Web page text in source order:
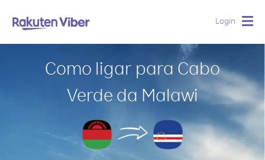
Login
Como ligar para Cabo
Verde da Malawi